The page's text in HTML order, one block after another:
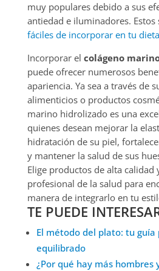
muy populares debido a sus
antiedad e iluminadores.
fáciles de incorporar en tu
Incorporar el colágeno
puede ofrecer numerosos
apariencia. Ya sea a través de
alimenticios o productos
marino hidrolizado es una
quienes desean mejorar la
hidratación de su piel,
y mantener la salud de sus
Elige productos de alta calidad
profesional de la salud para
manera de integrarlo en tu
TE PUEDE
El método del plato: tu guía
equilibrado
¿Por qué hay más hombres